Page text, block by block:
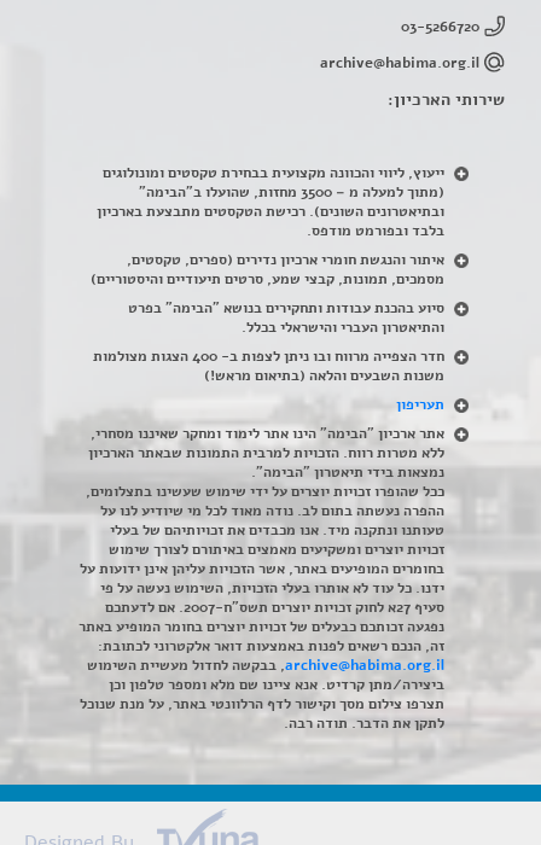
03-5266720
archive@habima.org.il
שירותי הארכיון:
ייעוץ, ליווי והכוונה מקצועית בבחירת טקסטים ומונולוגים
(מתוך למעלה מ – 3500 מחזות, שהועלו ב"הבימה"
ובתיאטרונים השונים). רכישת הטקסטים מתבצעת בארכיון
בלבד ובפורמט מודפס.
איתור והנגשת חומרי ארכיון נדירים (ספרים, טקסטים,
מסמכים, תמונות, קבצי שמע, סרטים תיעודיים והיסטוריים)
סיוע בהכנת עבודות ותחקירים בנושא "הבימה" בפרט
והתיאטרון העברי והישראלי בכלל.
חדר הצפייה מרווח ובו ניתן לצפות ב- 400 הצגות מצולמות
משנות השבעים והלאה (בתיאום מראש!)
תעריפון
אתר ארכיון "הבימה" הינו אתר לימוד ומחקר שאיננו מסחרי,
ללא מטרות רווח. הזכויות למרבית התמונות שבאתר הארכיון
נמצאות בידי תיאטרון "הבימה".
ככל שהופרו זכויות יוצרים על ידי שימוש שעשינו בתצלומים,
ההפרה נעשתה בתום לב. נודה מאוד לכל מי שיודיע לנו על
טעותנו ונתקנה מיד. אנו מכבדים את זכויותיהם של בעלי
זכויות יוצרים ומשקיעים מאמצים באיתורם לצורך שימוש
בחומרים המופיעים באתר, אשר הזכויות עליהן אינן ידועות על
ידנו. כל עוד לא אותרו בעלי הזכויות, השימוש נעשה על פי
סעיף 27א לחוק זכויות יוצרים תשס"ח-2007. אם לדעתכם
נפגעה זכותכם כבעלים של זכויות יוצרים בחומר המופיע באתר
זה, הנכם רשאים לפנות באמצעות דואר אלקטרוני לכתובת:
archive@habima.org.il, בבקשה לחדול מעשיית השימוש
ביצירה/מתן קרדיט. אנא ציינו שם מלא ומספר טלפון וכן
תצרפו צילום מסך וקישור לדף הרלוונטי באתר, על מנת שנוכל
לתקן את הדבר. תודה רבה.